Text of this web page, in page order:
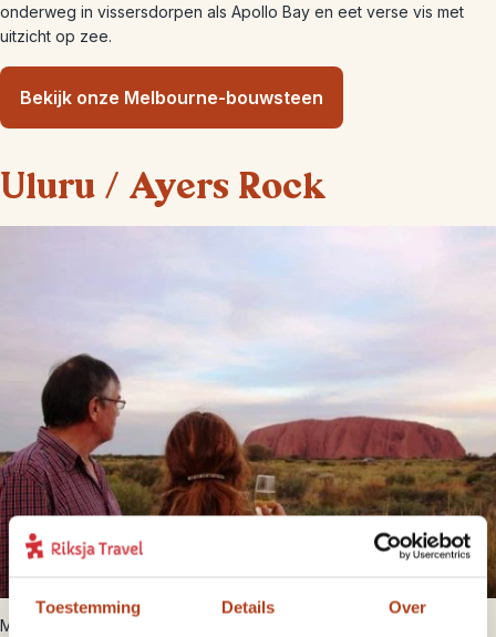
Toestemming Details Over
onderweg in vissersdorpen als Apollo Bay en eet verse vis met
uitzicht op zee.
Bekijk onze Melbourne-bouwsteen
Uluru / Ayers Rock
Midden in de rode woestijn rijst Uluru op als een natuurlijke